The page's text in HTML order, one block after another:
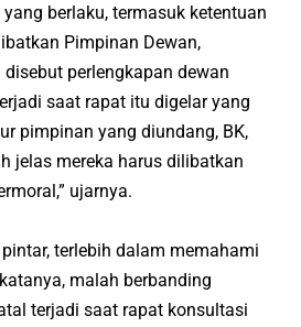
berlaku, termasuk ketentuan
Pimpinan Dewan,
perlengkapan dewan
saat rapat itu digelar yang
pimpinan yang diundang, BK,
jelas mereka harus dilibatkan
ujarnya.
terlebih dalam memahami
malah berbanding
terjadi saat rapat konsultasi